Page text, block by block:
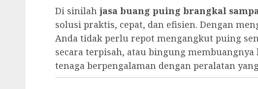
Di sinilah jasa buang puing brangkal
solusi praktis, cepat, dan efisien. Dengan
Anda tidak perlu repot mengangkut puing
secara terpisah, atau bingung
tenaga berpengalaman dengan peralatan